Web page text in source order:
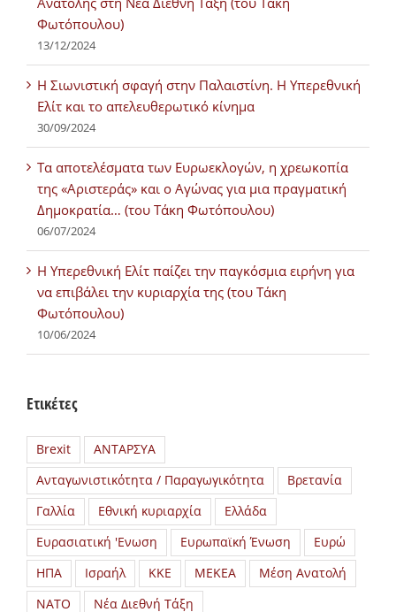
Φωτόπουλου)
13/12/2024
Η Σιωνιστική σφαγή στην Παλαιστίνη. Η Υπερεθνική
Ελίτ και το απελευθερωτικό κίνημα
30/09/2024
Τα αποτελέσματα των Ευρωεκλογών, η χρεωκοπία
της «Αριστεράς» και ο Αγώνας για μια πραγματική
Δημοκρατία… (του Τάκη Φωτόπουλου)
06/07/2024
H Υπερεθνική Ελίτ παίζει την παγκόσμια ειρήνη για
να επιβάλει την κυριαρχία της (του Τάκη
Φωτόπουλου)
10/06/2024
Ετικέτες
Brexit
ΑΝΤΑΡΣΥΑ
Ανταγωνιστικότητα / Παραγωγικότητα
Βρετανία
Γαλλία
Εθνική κυριαρχία
Ελλάδα
Ευρασιατική 'Ενωση
Ευρωπαϊκή Ένωση
Ευρώ
ΗΠΑ
Ισραήλ ΚΚΕ ΜΕΚΕΑ
Μέση Ανατολή
ΝΑΤΟ
Νέα Διεθνή Τάξη